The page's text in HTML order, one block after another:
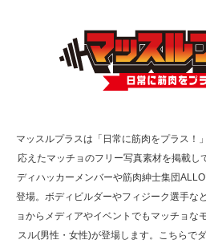
TOKYO FMラジ
で紹介さ…
た（6/8放送）
マッスルプラスは「日常に筋肉をプラス！
応えたマッチョのフリー写真素材を掲載し
ディハッカーメンバーや筋肉紳士集団
登場。ボディビルダーやフィジーク選手な
ョからメディアやイベントでもマッチョな
スル(男性・女性)が登場します。こちらで